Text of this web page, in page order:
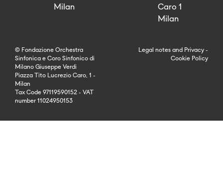
Milan
Caro 1
Milan
© Fondazione Orchestra
Sinfonica e Coro Sinfonico di
Milano Giuseppe Verdi
Piazza Tito Lucrezio Caro, 1 -
Milan
Tax Code 97119590152 - VAT
number 11024950153
Legal notes and Privacy -
Cookie Policy